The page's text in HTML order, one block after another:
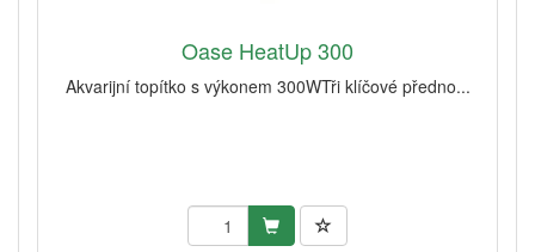
Oase HeatUp 300
Akvarijní topítko s výkonem 300WTři klíčové předno...